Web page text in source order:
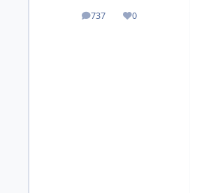
737
посты 0
Репутация